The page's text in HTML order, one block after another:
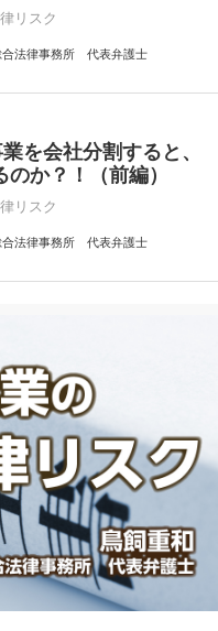
リスク
合法律事務所 代表弁護士
を会社分割すると、
か？！（前編）
リスク
合法律事務所 代表弁護士